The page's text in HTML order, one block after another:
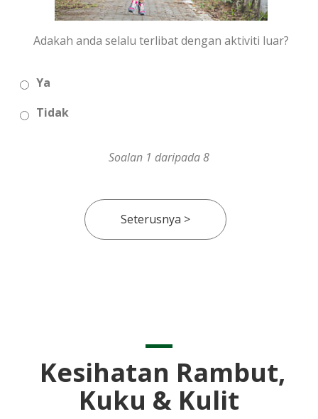
Adakah anda selalu terlibat dengan aktiviti luar?
Ya
Tidak
Soalan 1 daripada 8
Kesihatan Rambut,
Kuku & Kulit